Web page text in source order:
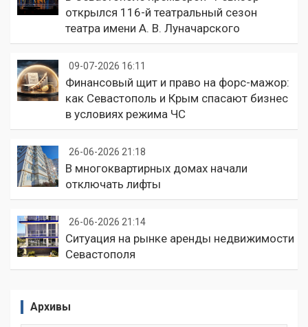
открылся 116-й театральный сезон
театра имени А. В. Луначарского
09-07-2026 16:11
Финансовый щит и право на форс-мажор:
как Севастополь и Крым спасают бизнес
в условиях режима ЧС
26-06-2026 21:18
В многоквартирных домах начали
отключать лифты
26-06-2026 21:14
Ситуация на рынке аренды недвижимости
Севастополя
Архивы